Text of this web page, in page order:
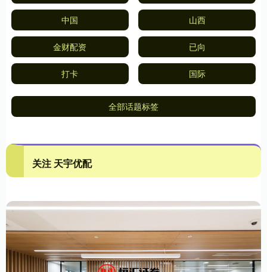
中国 山西
金财配资 已向
打卡 国际
全部话题标签
关注 天宇优配